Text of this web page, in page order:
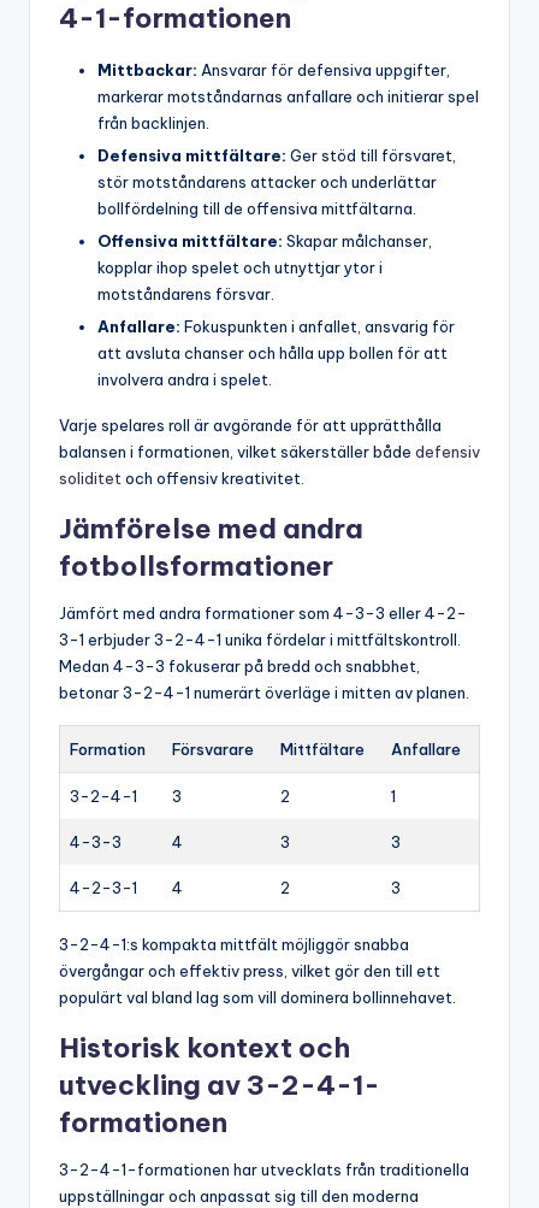
4-1-formationen
Mittbackar: Ansvarar för defensiva uppgifter,
markerar motståndarnas anfallare och initierar spel
från backlinjen.
Defensiva mittfältare: Ger stöd till försvaret,
stör motståndarens attacker och underlättar
bollfördelning till de offensiva mittfältarna.
Offensiva mittfältare: Skapar målchanser,
kopplar ihop spelet och utnyttjar ytor i
motståndarens försvar.
Anfallare: Fokuspunkten i anfallet, ansvarig för
att avsluta chanser och hålla upp bollen för att
involvera andra i spelet.
Varje spelares roll är avgörande för att upprätthålla
balansen i formationen, vilket säkerställer både defensiv
soliditetoch offensiv kreativitet.
Jämförelse med andra
fotbollsformationer
Jämfört med andra formationer som 4-3-3 eller 4-2-
3-1 erbjuder 3-2-4-1 unika fördelar i mittfältskontroll.
Medan 4-3-3 fokuserar på bredd och snabbhet,
betonar 3-2-4-1 numerärt överläge i mitten av planen.
Formation Försvarare Mittfältare Anfallare
3-2-4-1 3 2 1
4-3-3 4 3 3
4-2-3-1 4 2 3
3-2-4-1:s kompakta mittfält möjliggör snabba
övergångar och effektiv press, vilket gör den till ett
populärt val bland lag som vill dominera bollinnehavet.
Historisk kontext och
utveckling av 3-2-4-1-
formationen
3-2-4-1-formationen har utvecklats från traditionella
uppställningar och anpassat sig till den moderna